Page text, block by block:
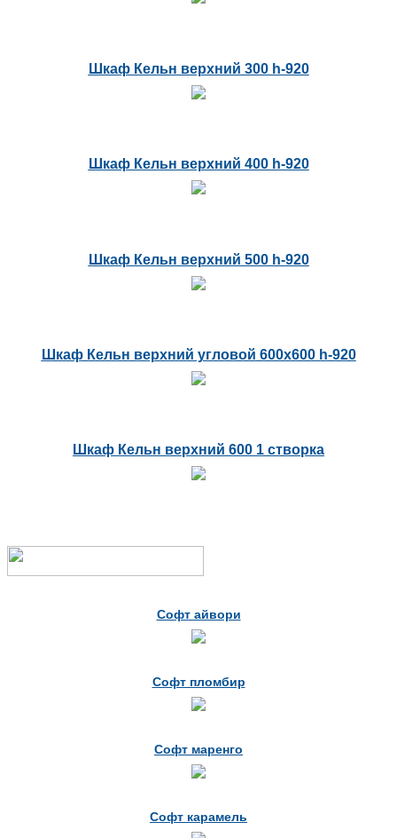
Шкаф Кельн верхний 300 h-920
Шкаф Кельн верхний 400 h-920
Шкаф Кельн верхний 500 h-920
Шкаф Кельн верхний угловой 600x600 h-920
Шкаф Кельн верхний 600 1 створка
Софт айвори
Софт пломбир
Софт маренго
Софт карамель